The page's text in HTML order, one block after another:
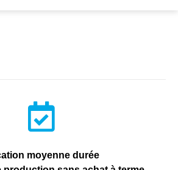
moyenne durée